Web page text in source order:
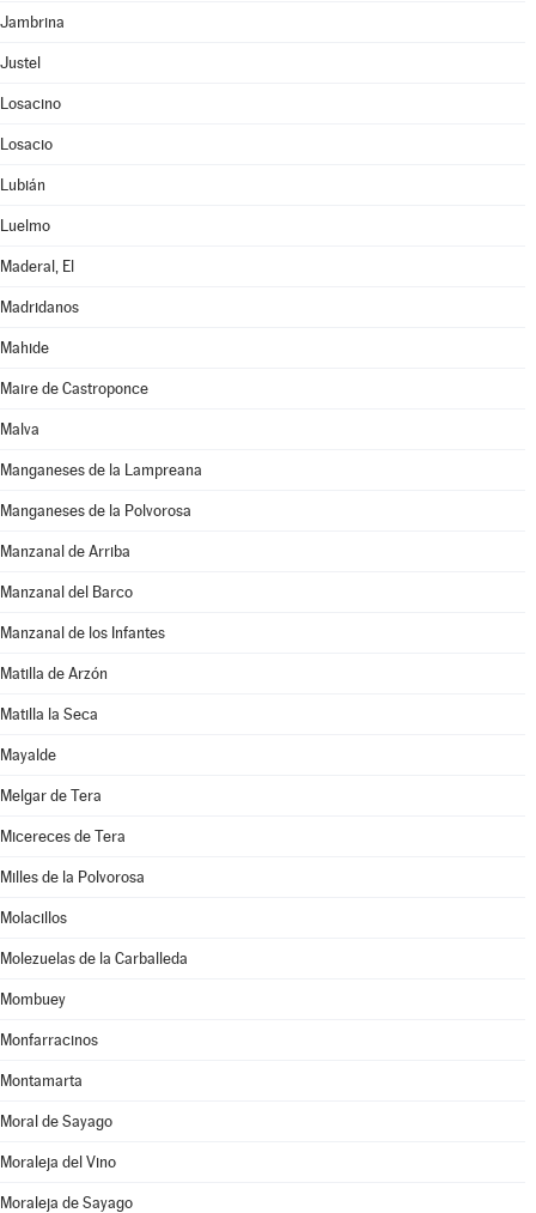
Jambrina
Justel
Losacino
Losacio
Lubián
Luelmo
Maderal, El
Madridanos
Mahide
Maire de Castroponce
Malva
Manganeses de la Lampreana
Manganeses de la Polvorosa
Manzanal de Arriba
Manzanal del Barco
Manzanal de los Infantes
Matilla de Arzón
Matilla la Seca
Mayalde
Melgar de Tera
Micereces de Tera
Milles de la Polvorosa
Molacillos
Molezuelas de la Carballeda
Mombuey
Monfarracinos
Montamarta
Moral de Sayago
Moraleja del Vino
Moraleja de Sayago